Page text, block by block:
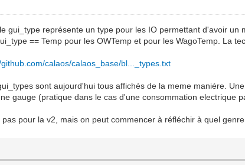
gui_type représente un type pour les IO permettant d'avoir un
== Temp pour les OWTemp et pour les WagoTemp. La
calaos/calaos_base/bl..._types.txt
sont aujourd'hui tous affichés de la meme maniére.
gauge (pratique dans le cas d'une consommation electrique
pour la v2, mais on peut commencer à réfléchir à quel